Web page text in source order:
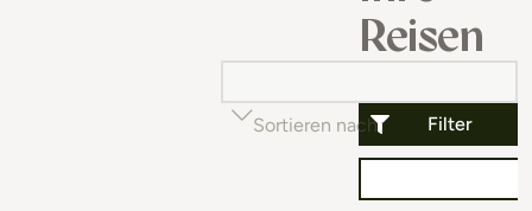
Reisen
Filter
Sortieren nach Beliebtheit